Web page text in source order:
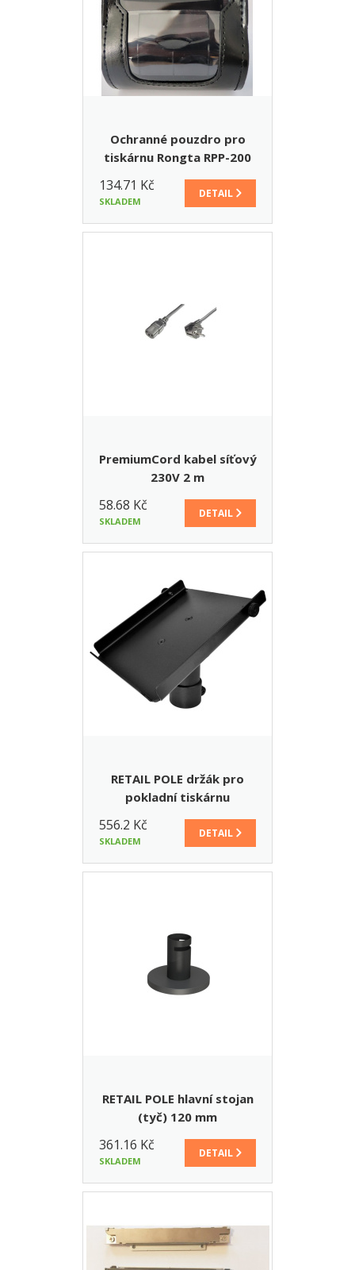
Ochranné pouzdro pro
tiskárnu Rongta RPP-200
134.71 Kč
SKLADEM
DETAIL
PremiumCord kabel síťový
230V 2 m
58.68 Kč
SKLADEM
DETAIL
RETAIL POLE držák pro
pokladní tiskárnu
556.2 Kč
SKLADEM
DETAIL
RETAIL POLE hlavní stojan
(tyč) 120 mm
361.16 Kč
SKLADEM
DETAIL